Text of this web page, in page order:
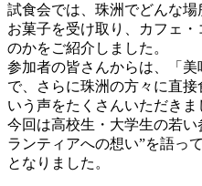
試食会では、珠洲でどんな
お菓子を受け取り、カフェ
のかをご紹介しました。
参加者の皆さんからは、「
で、さらに珠洲の方々に直
いう声をたくさんいただきま
今回は高校生・大学生の若
ランティアへの想い”を語っ
となりました。